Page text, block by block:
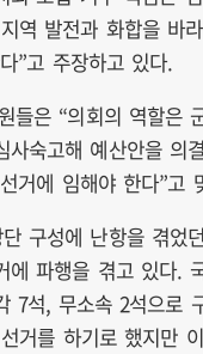
역 발전과 화합을 바
”고 주장하고 있다.
들은 “의회의 역할은
사숙고해 예산안을 의
거에 임해야 한다”고
구성에 난항을 겪었
에 파행을 겪고 있다.
7석, 무소속 2석으로
거를 하기로 했지만